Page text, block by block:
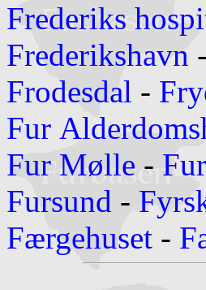
Frederiks
Frederikshavn -
Frodesdal -
Fur
Fur Mølle -
Fursund -
Færgehuset -